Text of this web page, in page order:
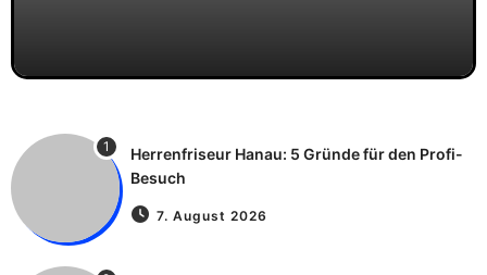
1
Herrenfriseur Hanau: 5 Gründe für den Profi-
Besuch
7. August 2026